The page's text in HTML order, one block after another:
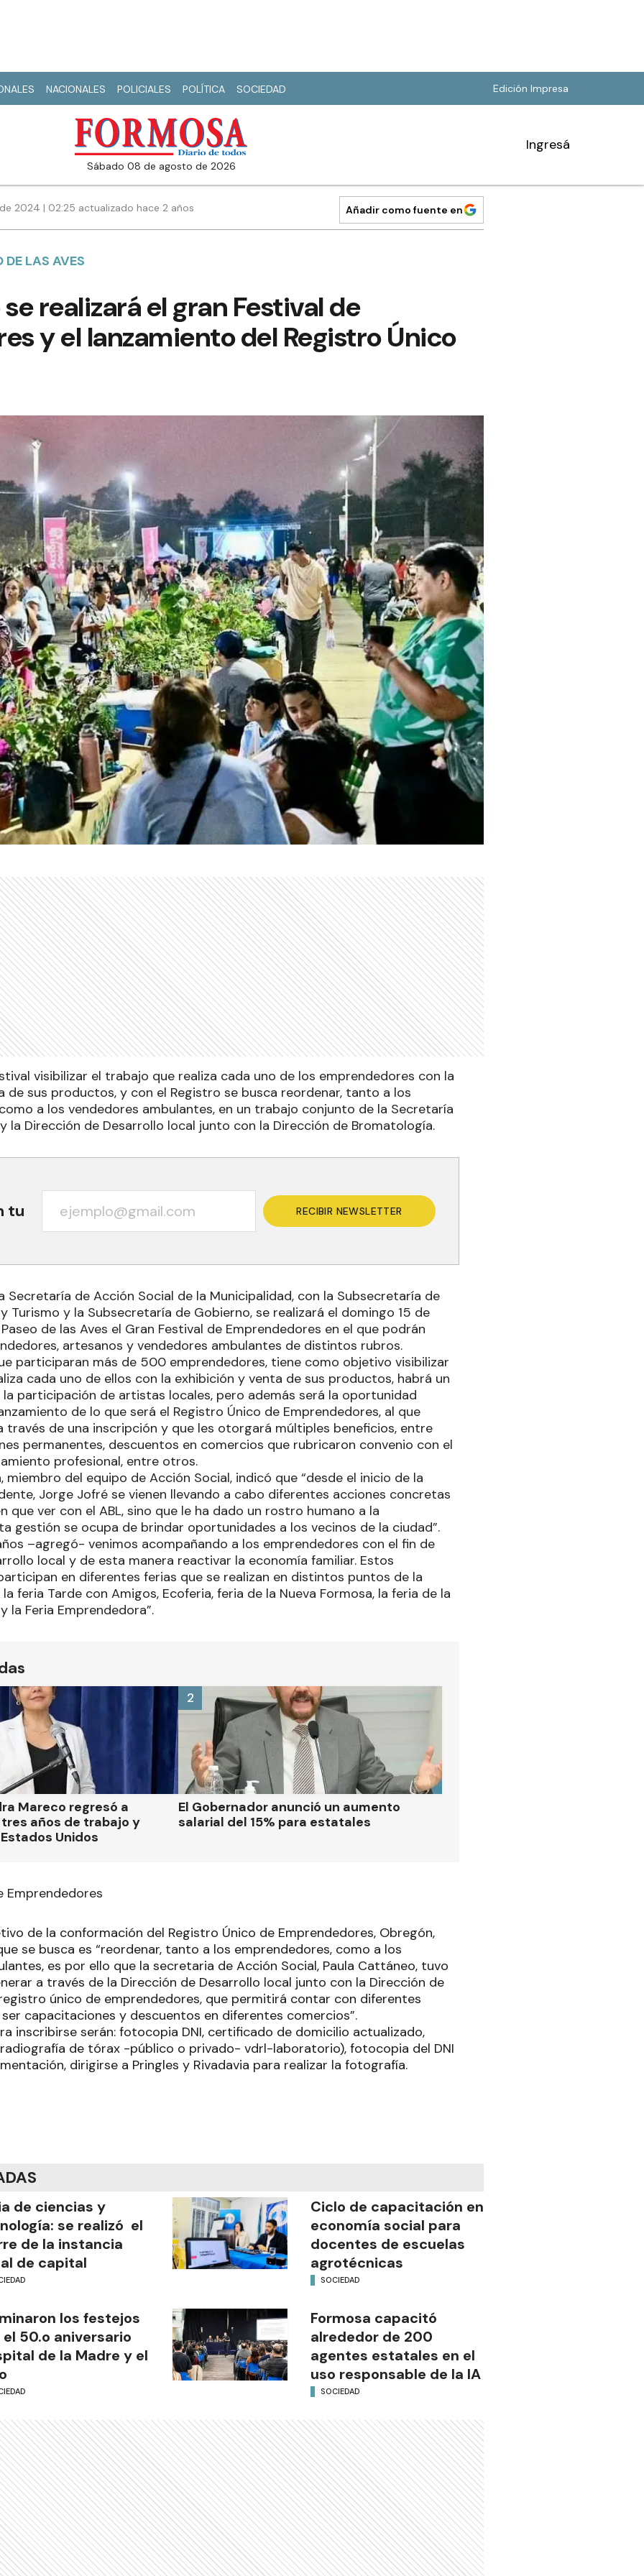
NACIONALES POLICIALES POLÍTICA SOCIEDAD Edición Impresa
sábado 08 de agosto de 2026
Ingresá
2024 | 02:25 actualizado hace 2 años Añadir como fuente en
DE LAS AVES
realizará el gran Festival de
y el lanzamiento del Registro Único
visibilizar el trabajo que realiza cada uno de los emprendedores con la
de sus productos, y con el Registro se busca reordenar, tanto a los
a los vendedores ambulantes, en un trabajo conjunto de la Secretaría
la Dirección de Desarrollo local junto con la Dirección de Bromatología.
tu RECIBIR NEWSLETTER
Secretaría de Acción Social de la Municipalidad, con la Subsecretaría de
Turismo y la Subsecretaría de Gobierno, se realizará el domingo 15 de
de las Aves el Gran Festival de Emprendedores en el que podrán
artesanos y vendedores ambulantes de distintos rubros.
participaran más de 500 emprendedores, tiene como objetivo visibilizar
cada uno de ellos con la exhibición y venta de sus productos, habrá un
participación de artistas locales, pero además será la oportunidad
de lo que será el Registro Único de Emprendedores, al que
través de una inscripción y que les otorgará múltiples beneficios, entre
permanentes, descuentos en comercios que rubricaron convenio con el
profesional, entre otros.
miembro del equipo de Acción Social, indicó que “desde el inicio de la
Jorge Jofré se vienen llevando a cabo diferentes acciones concretas
que ver con el ABL, sino que le ha dado un rostro humano a la
gestión se ocupa de brindar oportunidades a los vecinos de la ciudad”.
–agregó- venimos acompañando a los emprendedores con el fin de
local y de esta manera reactivar la economía familiar. Estos
en diferentes ferias que se realizan en distintos puntos de la
feria Tarde con Amigos, Ecoferia, feria de la Nueva Formosa, la feria de la
la Feria Emprendedora”.
Mareco regresó a
años de trabajo y
Unidos
El Gobernador anunció un aumento
salarial del 15% para estatales
2
Emprendedores
de la conformación del Registro Único de Emprendedores, Obregón,
se busca es “reordenar, tanto a los emprendedores, como a los
es por ello que la secretaria de Acción Social, Paula Cattáneo, tuvo
a través de la Dirección de Desarrollo local junto con la Dirección de
único de emprendedores, que permitirá contar con diferentes
capacitaciones y descuentos en diferentes comercios”.
inscribirse serán: fotocopia DNI, certificado de domicilio actualizado,
de tórax -público o privado- vdrl-laboratorio), fotocopia del DNI
dirigirse a Pringles y Rivadavia para realizar la fotografía.
de ciencias y
se realizó el
de la instancia
de capital
Ciclo de capacitación en
economía social para
docentes de escuelas
agrotécnicas
SOCIEDAD
los festejos
50.o aniversario
de la Madre y el
Formosa capacitó
alrededor de 200
agentes estatales en el
uso responsable de la IA
SOCIEDAD